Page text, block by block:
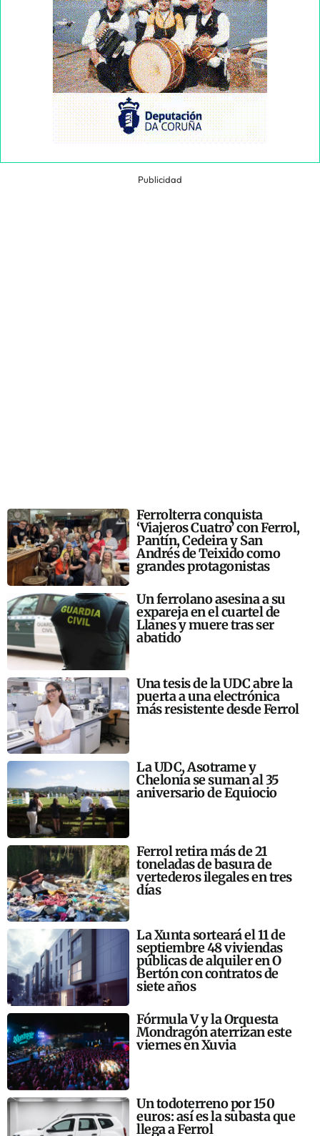
Publicidad
Ferrolterra conquista
‘Viajeros Cuatro’ con Ferrol,
Pantín, Cedeira y San
Andrés de Teixido como
grandes protagonistas
Un ferrolano asesina a su
expareja en el cuartel de
Llanes y muere tras ser
abatido
Una tesis de la UDC abre la
puerta a una electrónica
más resistente desde Ferrol
La UDC, Asotrame y
Chelonia se suman al 35
aniversario de Equiocio
Ferrol retira más de 21
toneladas de basura de
vertederos ilegales en tres
días
La Xunta sorteará el 11 de
septiembre 48 viviendas
públicas de alquiler en O
Bertón con contratos de
siete años
Fórmula V y la Orquesta
Mondragón aterrizan este
viernes en Xuvia
Un todoterreno por 150
euros: así es la subasta que
llega a Ferrol